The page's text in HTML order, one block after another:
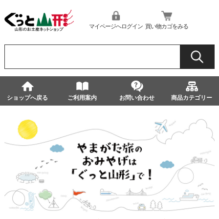
マイページへログイン 買い物カゴをみる
ショップへ戻る ご利用案内 お問い合わせ 商品カテゴリー